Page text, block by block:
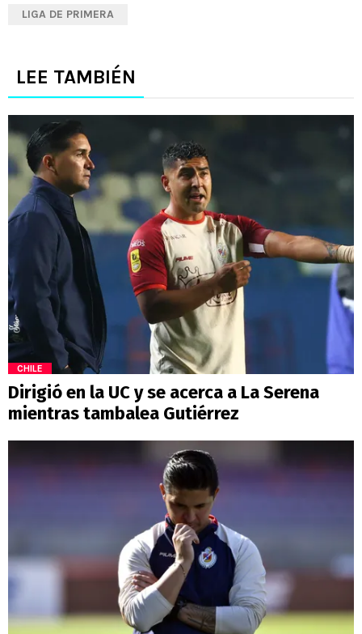
LIGA DE PRIMERA
LEE TAMBIÉN
CHILE
Dirigió en la UC y se acerca a La Serena
mientras tambalea Gutiérrez